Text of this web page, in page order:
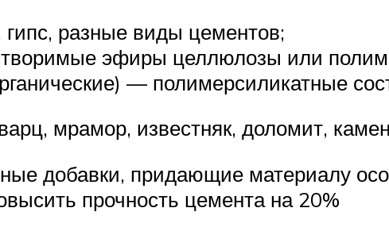
разные виды цементов;
эфиры целлюлозы или
— полимерсиликатные
мрамор, известняк, доломит,
добавки, придающие материалу
прочность цемента на 20%